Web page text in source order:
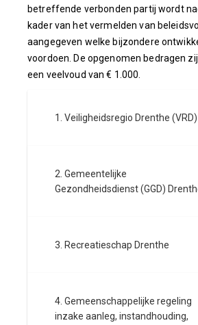
betreffende verbonden partij wordt
kader van het vermelden van
aangegeven welke bijzondere
voordoen. De opgenomen bedragen
een veelvoud van € 1.000.
1. Veiligheidsregio Drenthe (VRD)
2. Gemeentelijke
Gezondheidsdienst (GGD)
3. Recreatieschap Drenthe
4. Gemeenschappelijke regeling
inzake aanleg, instandhouding,